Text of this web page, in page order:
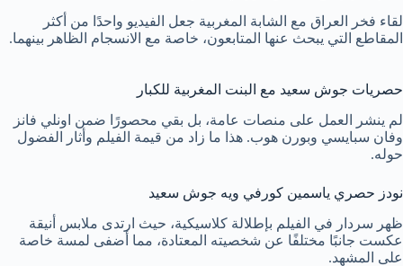
لقاء فخر العراق مع الشابة المغربية جعل الفيديو واحدًا من أكثر
المقاطع التي يبحث عنها المتابعون، خاصة مع الانسجام الظاهر بينهما.
حصريات جوش سعيد مع البنت المغربية للكبار
لم ينشر العمل على منصات عامة، بل بقي محصورًا ضمن اونلي فانز
وفان سبايسي وبورن هوب. هذا ما زاد من قيمة الفيلم وأثار الفضول
حوله.
نودز حصري ياسمين كورفي ويه جوش سعيد
ظهر سردار في الفيلم بإطلالة كلاسيكية، حيث ارتدى ملابس أنيقة
عكست جانبًا مختلفًا عن شخصيته المعتادة، مما أضفى لمسة خاصة
على المشهد.